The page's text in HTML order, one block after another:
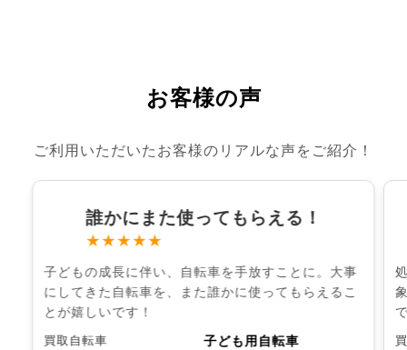
お客様の声
ご利用いただいたお客様のリアルな声をご紹介！
誰かにまた使ってもらえる！
★★★★★
子どもの成長に伴い、自転車を手放すことに。大事
にしてきた自転車を、また誰かに使ってもらえるこ
とが嬉しいです！
買取自転車 子ども用自転車